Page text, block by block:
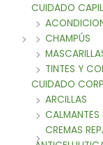
CUIDADO
CHAMPÚS
TINTES Y
CUIDADO
ARCILLAS
CREMAS